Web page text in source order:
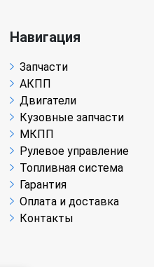
Навигация
Запчасти
АКПП
Двигатели
Кузовные запчасти
МКПП
Рулевое управление
Топливная система
Гарантия
Оплата и доставка
Контакты